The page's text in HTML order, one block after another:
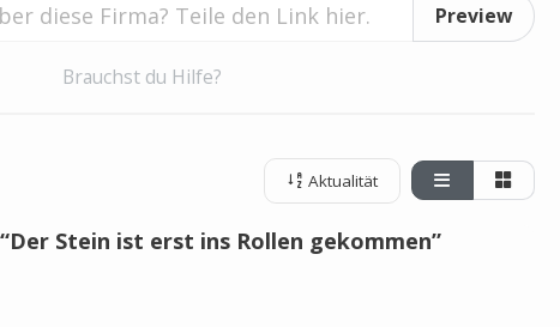
Preview
Brauchst du Hilfe?
Aktualität